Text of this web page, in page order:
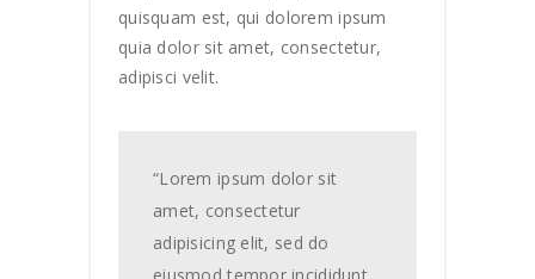
quisquam est, qui dolorem ipsum
quia dolor sit amet, consectetur,
adipisci velit.
“Lorem ipsum dolor sit
amet, consectetur
adipisicing elit, sed do
eiusmod tempor incididunt